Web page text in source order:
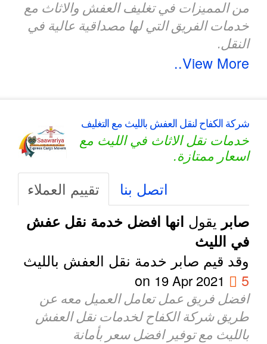
من المميزات في تغليف العفش والاثاث مع
خدمات الفريق التي لها مصداقية عالية في
النقل.
View More..
شركة الكفاح لنقل العفش بالليث مع التغليف
خدمات نقل الاثاث في الليث مع
اسعار ممتازة.
تقييم العملاء اتصل بنا
صابريقولانها افضل خدمة نقل عفش
في الليث
وقد قيم صابر خدمة نقل العفش بالليث
5
on
19 Apr 2021
افضل فريق عمل تعامل العميل معه عن
طريق شركة الكفاح لخدمات نقل العفش
بالليث مع توفير افضل سعر بأمانة